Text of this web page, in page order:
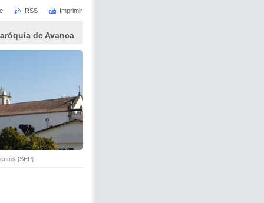
de Avanca
[SEP]
RSS Imprimir